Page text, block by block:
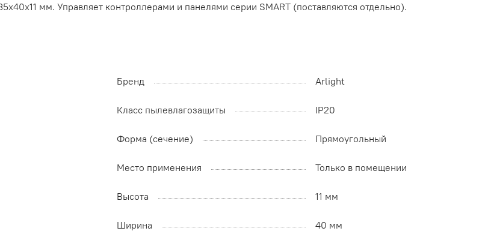
мм. Управляет контроллерами и панелями серии SMART (поставляются отдельно).
Бренд Arlight
Класс пылевлагозащиты IP20
Форма (сечение) Прямоугольный
Место применения Только в помещении
Высота 11 мм
Ширина 40 мм